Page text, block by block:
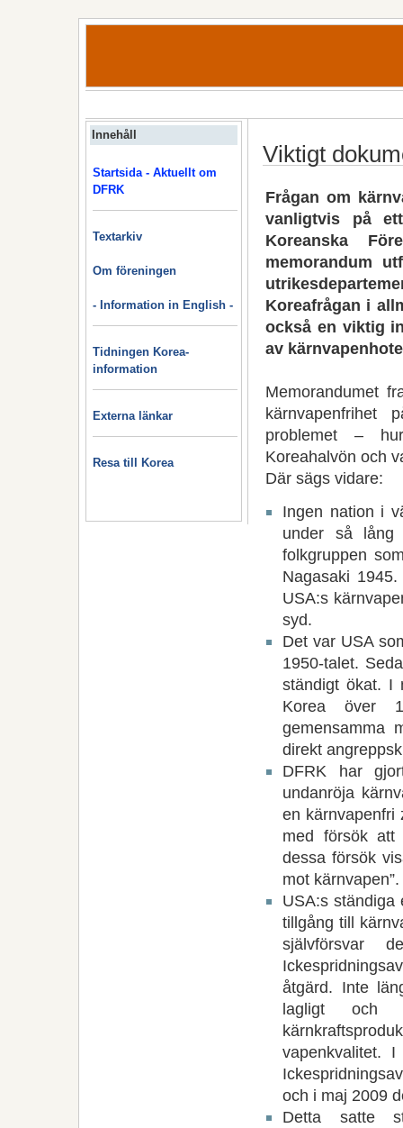
Innehåll
Startsida - Aktuellt om
DFRK
Textarkiv
Om föreningen
- Information in English -
Tidningen Korea-
information
Externa länkar
Resa till Korea
Viktigt
Frågan om
vanligtvis på
Koreanska
memorandum
Koreafrågan i
också en viktig
av
Memorandumet
kärnvapenfrihet
problemet –
Koreahalvön och
Där sägs vidare:
Ingen nation i
under så lång
folkgruppen
Nagasaki
USA:s
syd.
Det var USA
1950-talet.
ständigt ökat. I
Korea över
gemensamma
direkt
DFRK har
undanröja
en kärnvapenfri
med försök att
dessa försök
mot kärnvapen”.
USA:s ständiga
tillgång till
självförsvar
åtgärd. Inte
lagligt och
vapenkvalitet.
och i maj 2009
Detta satte